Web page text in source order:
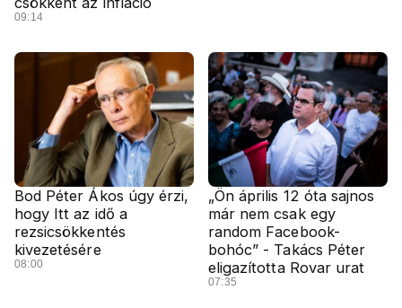
09:14
Bod Péter Ákos úgy érzi,
hogy Itt az idő a
rezsicsökkentés
kivezetésére
08:00
„Ön április 12 óta sajnos
már nem csak egy
random Facebook-
bohóc” - Takács Péter
eligazította Rovar urat
07:35